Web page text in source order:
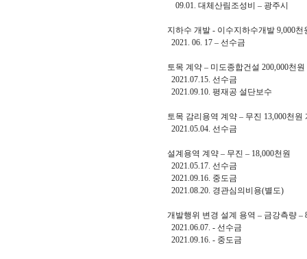
09.01. 대체산림조성비 – 광
지하수 개발 - 이수지하수개발 9,000
2021. 06. 17 – 선수금
토목 계약 – 미도종합건설 200,000천
2021.07.15. 선수금
2021.09.10. 평재공 설단보
토목 감리용역 계약 – 무진 13,000천원
2021.05.04. 선수금
설계용역 계약 – 무진 – 18,000천원
2021.05.17. 선수금
2021.09.16. 중도금
2021.08.20. 경관심의비용(별
개발행위 변경 설계 용역 – 금강측량 –
2021.06.07. - 선수금
2021.09.16. - 중도금